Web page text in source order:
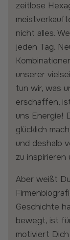
zeitlose
nicht alles.
jeden Tag.
unserer
tun wir, was
erschaffen,
uns Energie!
glücklich
und deshalb
zu inspirieren
Aber weißt Du was? Hier soll es nicht um Fakten,
Geschichte
bewegt, ist
motiviert